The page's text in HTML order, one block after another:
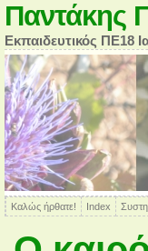
Παντάκης
Εκπαιδευτικός ΠΕ18
Καλώς ήρθατε! Index